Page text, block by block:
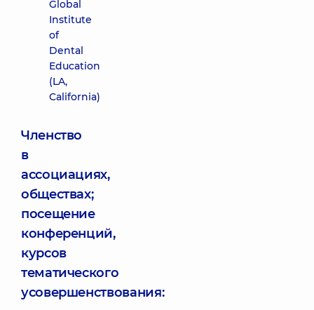
Global
Institute
of
Dental
Education
(LA,
California)
Членство
в
ассоциациях,
обществах;
посещение
конференций,
курсов
тематического
усовершенствования: